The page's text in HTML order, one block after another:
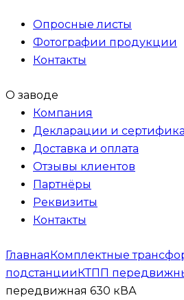
Опросные листы
Фотографии продукции
Контакты
О заводе
Компания
Декларации и
Доставка и оплата
Отзывы клиентов
Партнёры
Реквизиты
Контакты
Главная Комплектные
подстанции КТПП
передвижная 630 кВА